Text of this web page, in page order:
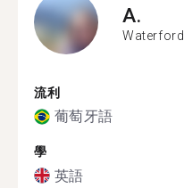
A.
Waterford
流利
葡萄牙語
學
英語